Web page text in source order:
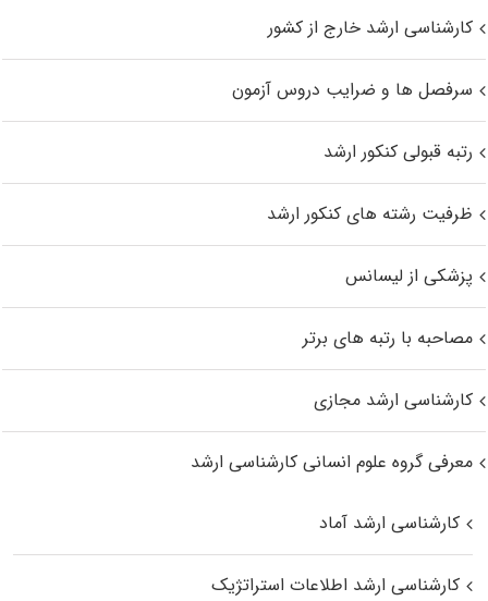
کارشناسی ارشد خارج از کشور
سرفصل ها و ضرایب دروس آزمون
رتبه قبولی کنکور ارشد
ظرفیت رشته های کنکور ارشد
پزشکی از لیسانس
مصاحبه با رتبه های برتر
کارشناسی ارشد مجازی
معرفی گروه علوم انسانی کارشناسی ارشد
کارشناسی ارشد آماد
کارشناسی ارشد اطلاعات استراتژیک